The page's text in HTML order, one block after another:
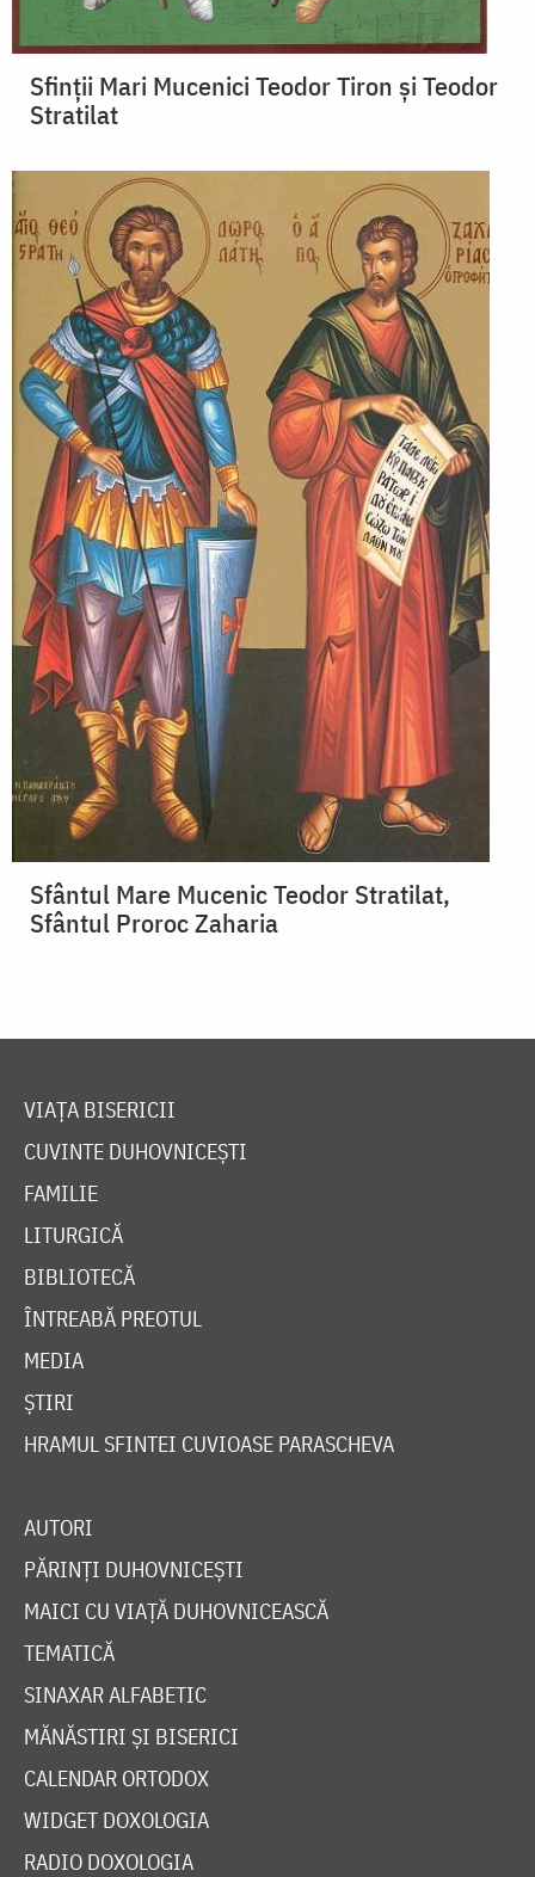
Sfinții Mari Mucenici Teodor Tiron și Teodor
Stratilat
Sfântul Mare Mucenic Teodor Stratilat,
Sfântul Proroc Zaharia
VIAȚA BISERICII
CUVINTE DUHOVNICEȘTI
FAMILIE
LITURGICĂ
BIBLIOTECĂ
ÎNTREABĂ PREOTUL
MEDIA
ȘTIRI
HRAMUL SFINTEI CUVIOASE PARASCHEVA
AUTORI
PĂRINȚI DUHOVNICEȘTI
MAICI CU VIAȚĂ DUHOVNICEASCĂ
TEMATICĂ
SINAXAR ALFABETIC
MĂNĂSTIRI ȘI BISERICI
CALENDAR ORTODOX
WIDGET DOXOLOGIA
RADIO DOXOLOGIA